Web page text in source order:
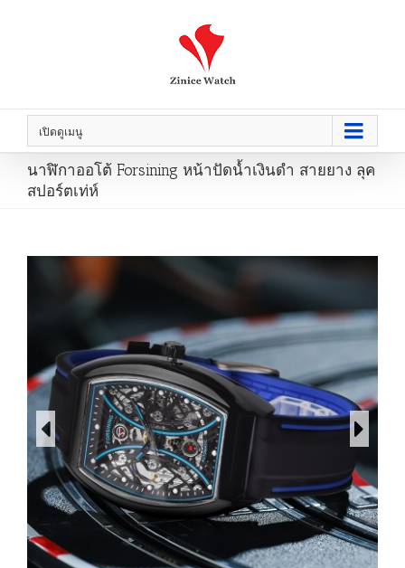
เปิดดูเมนู
นาฬิกาออโต้ Forsining หน้าปัดน้ำเงินดำ สายยาง ลุค
สปอร์ตเท่ห์